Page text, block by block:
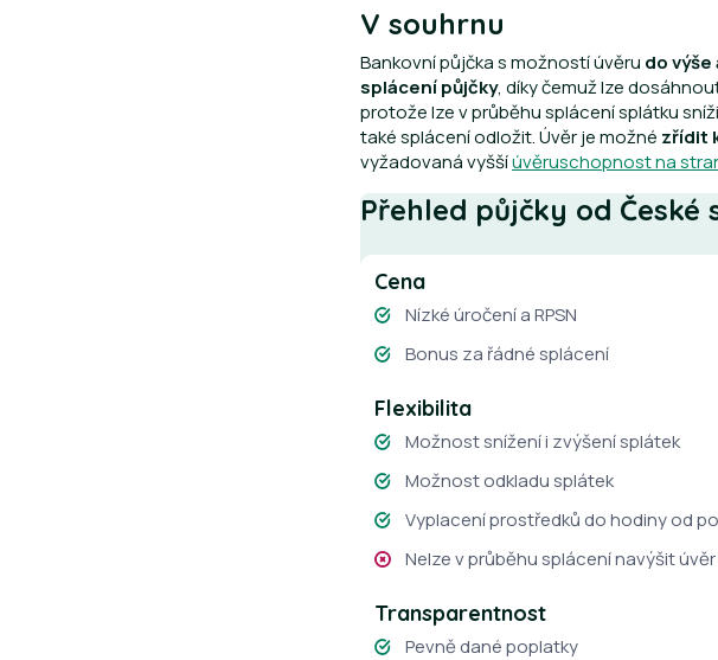
V souhrnu
Bankovní půjčka s možností úvěru do výše
splácení půjčky, díky čemuž lze
protože lze v průběhu splácení splátku
také splácení odložit. Úvěr je možné zřídit
vyžadovaná vyššíúvěruschopnost na
Přehled půjčky od České
Cena
Nízké úročení a RPSN
Bonus za řádné splácení
Flexibilita
Možnost snížení i zvýšení splátek
Možnost odkladu splátek
Vyplacení prostředků do hodiny od
Nelze v průběhu splácení navýšit
Transparentnost
Pevně dané poplatky